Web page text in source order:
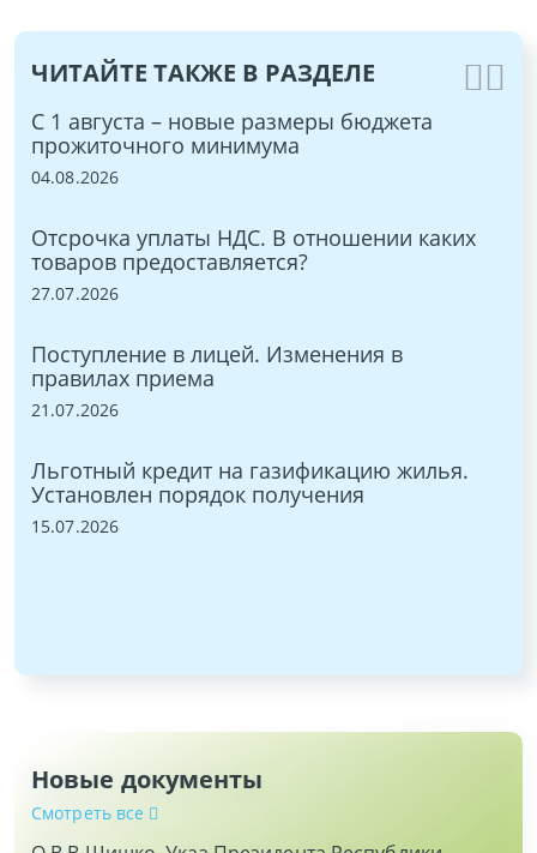
ЧИТАЙТЕ ТАКЖЕ В РАЗДЕЛЕ
С 1 августа – новые размеры бюджета
прожиточного минимума
04.08.2026
Отсрочка уплаты НДС. В отношении каких
товаров предоставляется?
27.07.2026
Поступление в лицей. Изменения в
правилах приема
21.07.2026
Льготный кредит на газификацию жилья.
Установлен порядок получения
15.07.2026
Новые документы
Смотреть все